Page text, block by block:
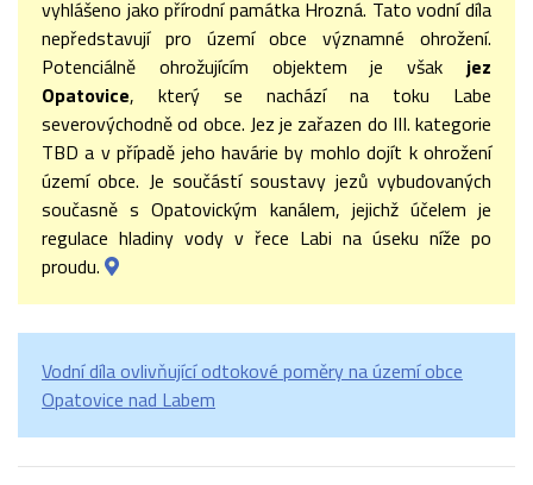
vyhlášeno jako přírodní památka Hrozná. Tato vodní díla
nepředstavují pro území obce významné ohrožení.
Potenciálně ohrožujícím objektem je však jez
Opatovice, který se nachází na toku Labe
severovýchodně od obce. Jez je zařazen do III. kategorie
TBD a v případě jeho havárie by mohlo dojít k ohrožení
území obce. Je součástí soustavy jezů vybudovaných
současně s Opatovickým kanálem, jejichž účelem je
regulace hladiny vody v řece Labi na úseku níže po
proudu.
Vodní díla ovlivňující odtokové poměry na území obce
Opatovice nad Labem